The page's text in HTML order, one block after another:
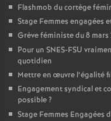
Flashmob du cortège
Stage Femmes engagées
Grève féministe du 8 mars
Pour un SNES-FSU
quotidien
Mettre en œuvre l’égalité
Engagement syndical et
possible?
Stage Femmes Engagées